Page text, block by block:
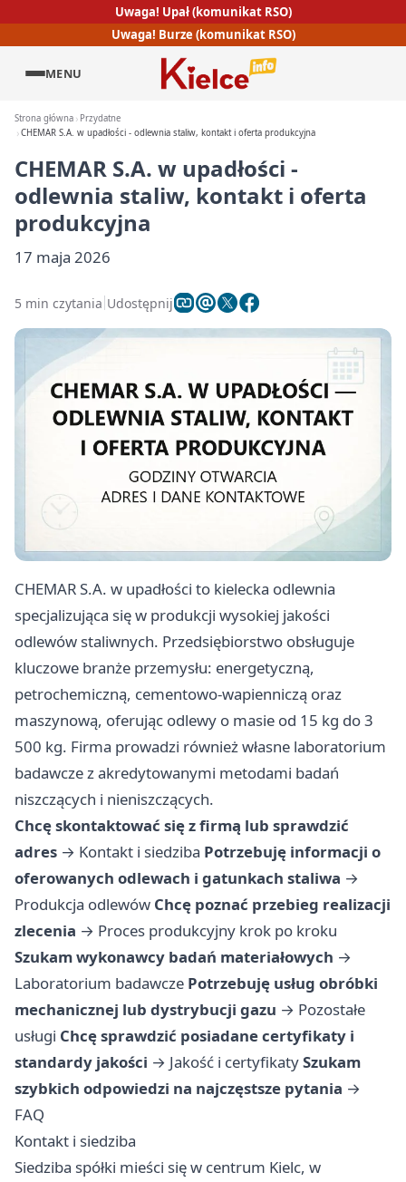
Uwaga! Upał (komunikat RSO)
Uwaga! Burze (komunikat RSO)
MENU
Strona główna
Przydatne
CHEMAR S.A. w upadłości - odlewnia staliw, kontakt i oferta produkcyjna
CHEMAR S.A. w upadłości -
odlewnia staliw, kontakt i oferta
produkcyjna
17 maja 2026
5 min czytania Udostępnij
CHEMAR S.A. w upadłości to kielecka odlewnia
specjalizująca się w produkcji wysokiej jakości
odlewów staliwnych. Przedsiębiorstwo obsługuje
kluczowe branże przemysłu: energetyczną,
petrochemiczną, cementowo-wapienniczą oraz
maszynową, oferując odlewy o masie od 15 kg do 3
500 kg. Firma prowadzi również własne laboratorium
badawcze z akredytowanymi metodami badań
niszczących i nieniszczących.
Chcę skontaktować się z firmą lub sprawdzić
adres → Kontakt i siedziba Potrzebuję informacji o
oferowanych odlewach i gatunkach staliwa →
Produkcja odlewów Chcę poznać przebieg realizacji
zlecenia → Proces produkcyjny krok po kroku
Szukam wykonawcy badań materiałowych →
Laboratorium badawcze Potrzebuję usług obróbki
mechanicznej lub dystrybucji gazu → Pozostałe
usługi Chcę sprawdzić posiadane certyfikaty i
standardy jakości → Jakość i certyfikatySzukam
szybkich odpowiedzi na najczęstsze pytania →
FAQ
Kontakt i siedziba
Siedziba spółki mieści się w centrum Kielc, w